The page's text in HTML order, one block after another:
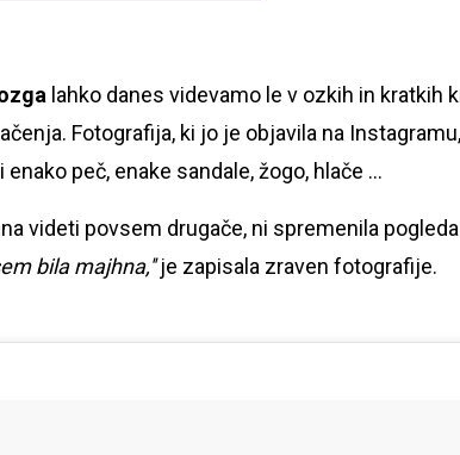
lahko danes videvamo le v ozkih in kratkih
Fotografija, ki jo je objavila na
peč, enake sandale, žogo, hlače …
videti povsem drugače, ni spremenila
bila majhna,''je zapisala zraven fotografije.